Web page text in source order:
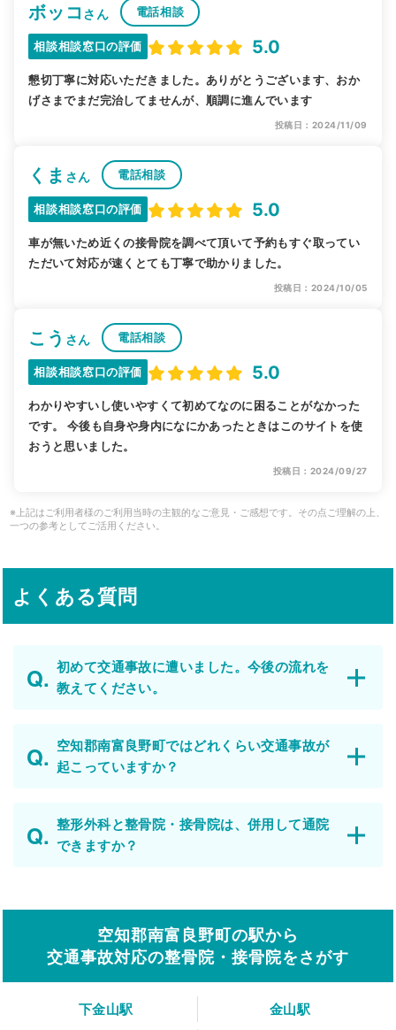
ボッコ さん 電話相談
相談相談窓口の評価 5.0
懇切丁寧に対応いただきました。ありがとうございます、おか
げさまでまだ完治してませんが、順調に進んでいます
投稿日：2024/11/09
くま さん 電話相談
相談相談窓口の評価 5.0
車が無いため近くの接骨院を調べて頂いて予約もすぐ取ってい
ただいて対応が速くとても丁寧で助かりました。
投稿日：2024/10/05
こう さん 電話相談
相談相談窓口の評価 5.0
わかりやすいし使いやすくて初めてなのに困ることがなかった
です。 今後も自身や身内になにかあったときはこのサイトを使
おうと思いました。
投稿日：2024/09/27
※上記はご利用者様のご利用当時の主観的なご意見・ご感想です。その点ご理解の上、
一つの参考としてご活用ください。
よくある質問
初めて交通事故に遭いました。今後の流れを
教えてください。
空知郡南富良野町ではどれくらい交通事故が
起こっていますか？
整形外科と整骨院・接骨院は、併用して通院
できますか？
空知郡南富良野町の駅から
交通事故対応の整骨院・接骨院をさがす
下金山駅 金山駅